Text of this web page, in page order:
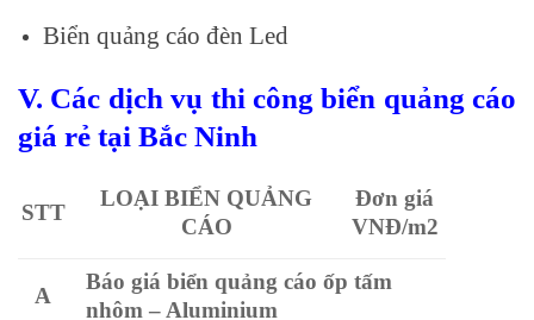
Biển quảng cáo đèn Led
V. Các dịch vụ thi công biển quảng cáo
giá rẻ tại Bắc Ninh
STT
LOẠI BIỂN QUẢNG
CÁO
Đơn giá
VNĐ/m2
A
Báo giá biển quảng cáo ốp tấm
nhôm – Aluminium